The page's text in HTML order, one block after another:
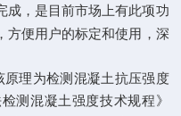
成，是目前市场上有此项功
方便用户的标定和使用，深
原理为检测混凝土抗压强度
测混凝土强度技术规程》